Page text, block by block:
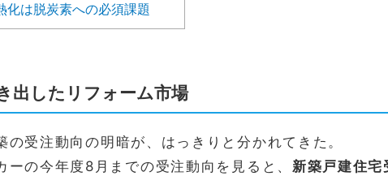
化は脱炭素への必須課題
出したリフォーム市場
の受注動向の明暗が、はっきりと分かれてきた。
ーの今年度8月までの受注動向を見ると、 新築戸建住宅